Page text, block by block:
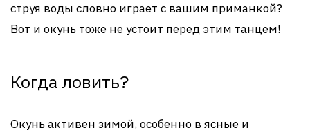
струя воды словно играет с вашим приманкой?
Вот и окунь тоже не устоит перед этим танцем!
Когда ловить?
Окунь активен зимой, особенно в ясные и